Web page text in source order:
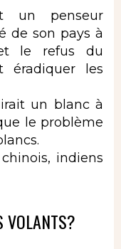
un penseur
de son pays à
le refus du
éradiquer les
un blanc à
le problème
indiens
VOLANTS?